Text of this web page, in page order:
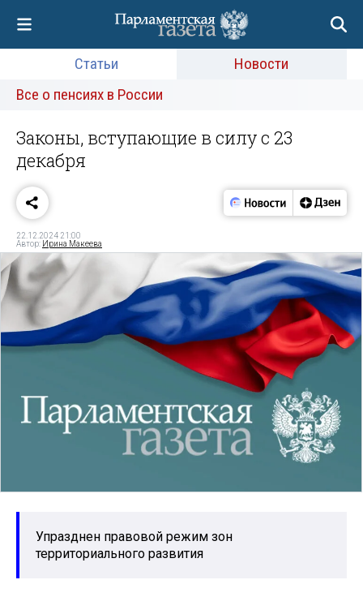
Статьи
Новости
Все о пенсиях в России
Законы, вступающие в силу с 23
декабря
22.12.2024 21:00
Автор: Ирина Макеева
Упразднен правовой режим зон
территориального развития